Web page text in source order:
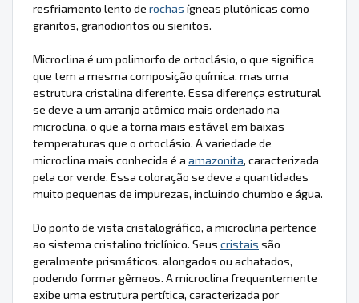
resfriamento lento de rochas ígneas plutônicas como
granitos, granodioritos ou sienitos.
Microclina é um polimorfo de ortoclásio, o que significa
que tem a mesma composição química, mas uma
estrutura cristalina diferente. Essa diferença estrutural
se deve a um arranjo atômico mais ordenado na
microclina, o que a torna mais estável em baixas
temperaturas que o ortoclásio. A variedade de
microclina mais conhecida é a amazonita, caracterizada
pela cor verde. Essa coloração se deve a quantidades
muito pequenas de impurezas, incluindo chumbo e água.
Do ponto de vista cristalográfico, a microclina pertence
ao sistema cristalino triclínico. Seus cristais são
geralmente prismáticos, alongados ou achatados,
podendo formar gêmeos. A microclina frequentemente
exibe uma estrutura pertítica, caracterizada por